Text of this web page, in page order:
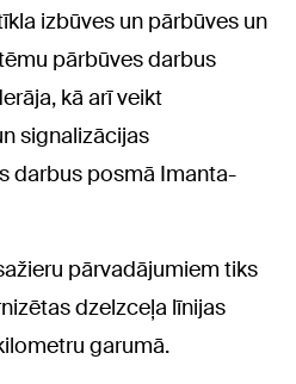
izbūves un pārbūves un
pārbūves darbus
kā arī veikt
signalizācijas
darbus posmā Imanta-
pārvadājumiem tiks
dzelzceļa līnijas
garumā.